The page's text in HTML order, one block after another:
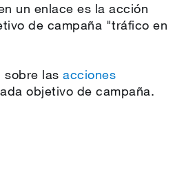
un enlace es la acción
de campaña "tráfico en
sobre las acciones
objetivo de campaña.